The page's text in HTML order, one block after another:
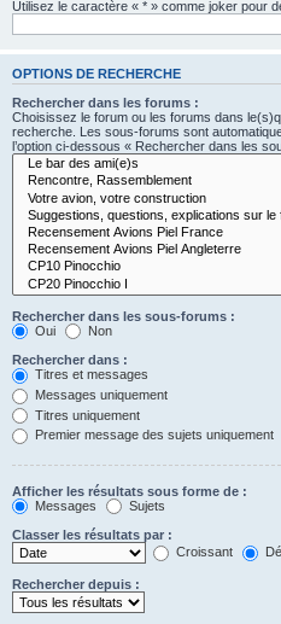
Utilisez le caractère « * » comme joker pour
OPTIONS DE RECHERCHE
Rechercher dans les forums :
Choisissez le forum ou les forums dans
recherche. Les sous-forums sont
l’option ci-dessous « Rechercher dans les
Rechercher dans les sous-forums :
Oui
Non
Rechercher dans :
Titres et messages
Messages uniquement
Titres uniquement
Premier message des sujets uniquement
Afficher les résultats sous forme de :
Messages
Sujets
Classer les résultats par :
Croissant
Rechercher depuis :